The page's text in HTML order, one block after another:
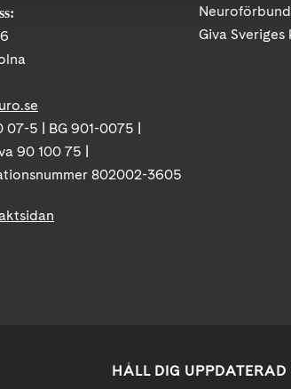
07-5 | BG 901-0075 |
90 100 75 |
802002-3605
Giva
HÅLL DIG UPPDATERAD